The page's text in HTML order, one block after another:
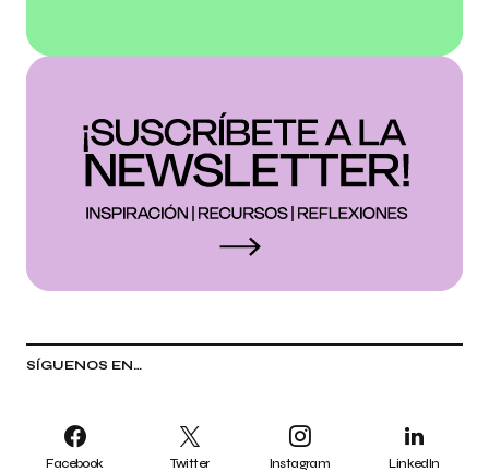
SÍGUENOS EN…
Facebook
Twitter
Instagram
LinkedIn